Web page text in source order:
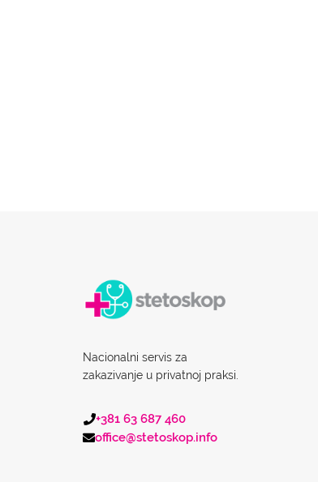
Nacionalni servis za
zakazivanje u privatnoj praksi.
+381 63 687 460
office@stetoskop.info